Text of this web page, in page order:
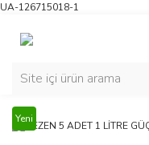
UA-126715018-1
Yeni